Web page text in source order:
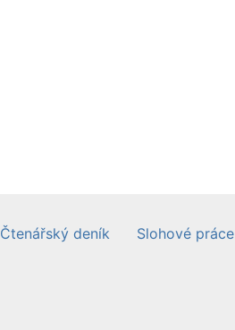
Čtenářský deník Slohové práce